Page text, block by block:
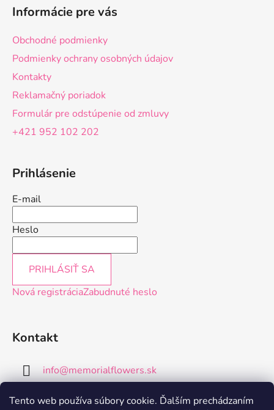
Tento web používa súbory cookie. Ďalším prechádzaním
Informácie pre vás
Obchodné podmienky
Podmienky ochrany osobných údajov
Kontakty
Reklamačný poriadok
Formulár pre odstúpenie od zmluvy
+421 952 102 202
Prihlásenie
E-mail
Heslo
PRIHLÁSIŤ SA
Nová registráciaZabudnuté heslo
Kontakt
info@memorialflowers.sk
+421 952 102 202